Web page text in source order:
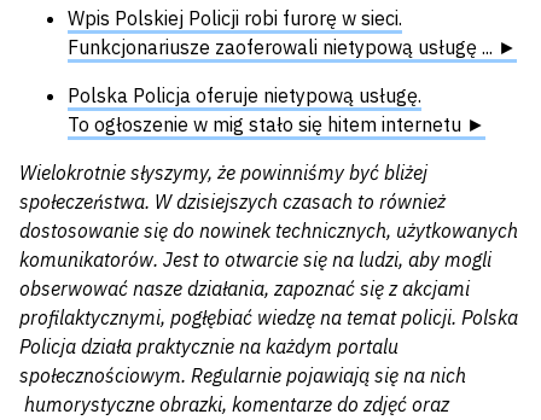
Wpis Polskiej Policji robi furorę w sieci.
Funkcjonariusze zaoferowali nietypową usługę ... ►
Polska Policja oferuje nietypową usługę.
To ogłoszenie w mig stało się hitem internetu ►
Wielokrotnie słyszymy, że powinniśmy być bliżej
społeczeństwa. W dzisiejszych czasach to również
dostosowanie się do nowinek technicznych, użytkowanych
komunikatorów. Jest to otwarcie się na ludzi, aby mogli
obserwować nasze działania, zapoznać się z akcjami
profilaktycznymi, pogłębiać wiedzę na temat policji. Polska
Policja działa praktycznie na każdym portalu
społecznościowym. Regularnie pojawiają się na nich
humorystyczne obrazki, komentarze do zdjęć oraz